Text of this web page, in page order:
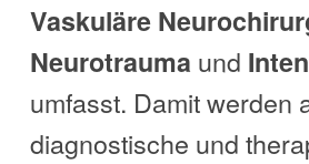
Vaskuläre
Neurotrauma und
umfasst. Damit werden
diagnostische und